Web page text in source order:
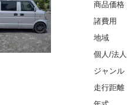
商品価格
諸費用
地域
個人/法人
ジャンル
走行距離